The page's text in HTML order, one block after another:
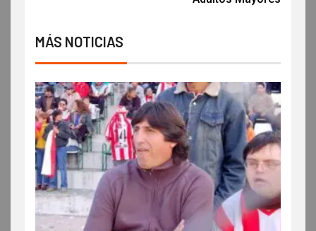
MÁS NOTICIAS